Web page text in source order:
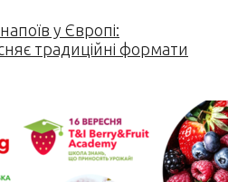
у Європі:
традиційні формати